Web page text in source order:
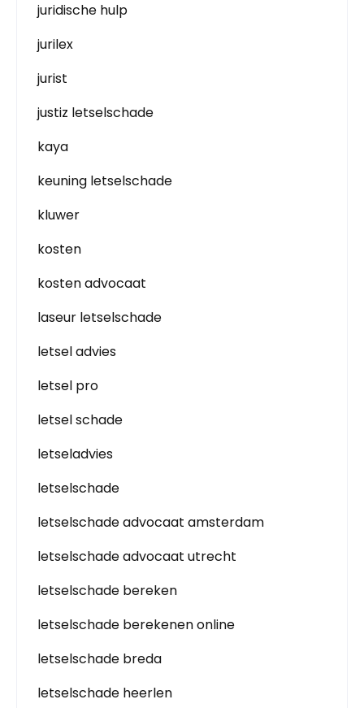
juridische hulp
jurilex
jurist
justiz letselschade
kaya
keuning letselschade
kluwer
kosten
kosten advocaat
laseur letselschade
letsel advies
letsel pro
letsel schade
letseladvies
letselschade
letselschade advocaat amsterdam
letselschade advocaat utrecht
letselschade bereken
letselschade berekenen online
letselschade breda
letselschade heerlen